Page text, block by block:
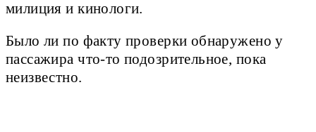
милиция и кинологи.
Было ли по факту проверки обнаружено у
пассажира что-то подозрительное, пока
неизвестно.